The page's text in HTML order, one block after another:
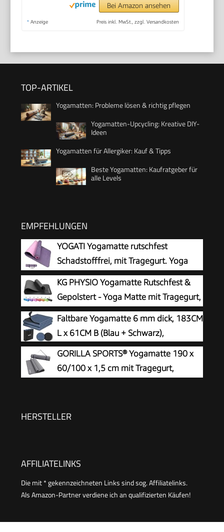
Bei Amazon ansehen
* Anzeige Preis inkl. MwSt., zzgl. Versandkosten
TOP-ARTIKEL
Yogamatten: Probleme lösen & richtig pflegen
Yogamatten-Upcycling: Kreative DIY-
Ideen
Yogamatten für Allergiker: Kauf & Tipps
Beste Yogamatten: Kaufratgeber für
alle Levels
EMPFEHLUNGEN
YOGATI Yogamatte rutschfest
Schadstofffrei, mit Tragegurt. Yoga
Matte mit Ausrichtungslinien für die
Körperhaltung. Ideal als Gymnastikmatte,
Sportmatte, Fitnessmatte, Jogamatte - Yoga
mat
KG PHYSIO Yogamatte Rutschfest &
Gepolstert - Yoga Matte mit Tragegurt,
Fitnessmatte, Sportmatte Dicke 8mm,
Gymnastikmatte, Gym Matte, Pilates Matte,
Fitness Matte, 183x60cm
Faltbare Yogamatte 6 mm dick, 183CM
L x 61CM B (Blau + Schwarz),
GORILLA SPORTS® Yogamatte 190 x
60/100 x 1,5 cm mit Tragegurt,
HERSTELLER
AFFILIATELINKS
Die mit * gekennzeichneten Links sind sog. Affiliatelinks.
Als Amazon-Partner verdiene ich an qualifizierten Käufen!